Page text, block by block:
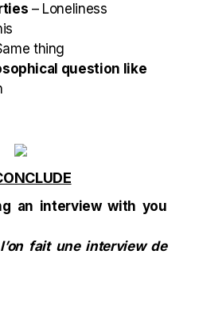
– Loneliness
thing
question like
an interview with you
fait une interview de